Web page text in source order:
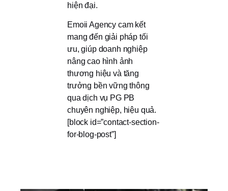
hiện đại.
Emoii Agency cam kết
mang đến giải pháp tối
ưu, giúp doanh nghiệp
nâng cao hình ảnh
thương hiệu và tăng
trưởng bền vững thông
qua dịch vụ PG PB
chuyên nghiệp, hiệu quả.
[block id=”contact-section-
for-blog-post”]